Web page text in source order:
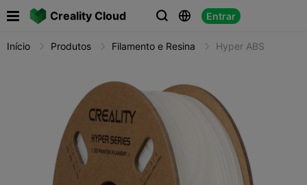
Creality Cloud   Entrar

Início Produtos Filamento e Resina Hyper ABS